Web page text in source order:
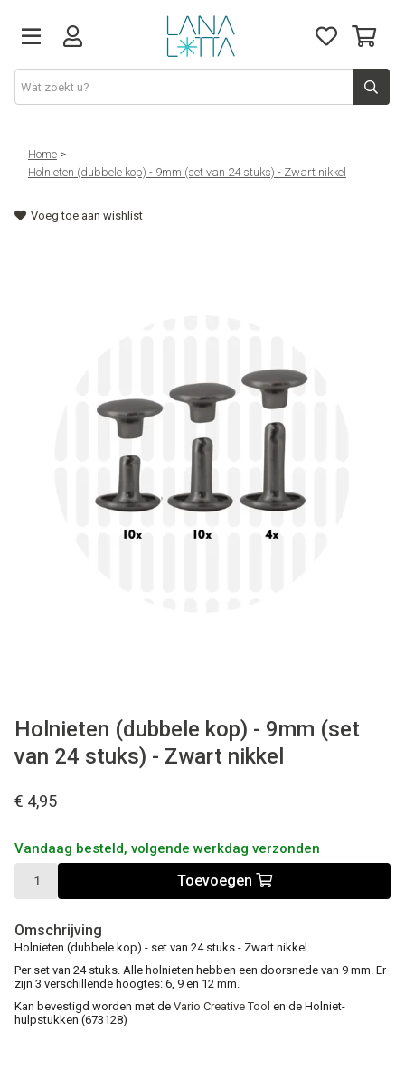
Stoffen
Workshops
Cadeaubon
Home >
Holnieten (dubbele kop) - 9mm (set van 24 stuks) - Zwart nikkel
Voeg toe aan wishlist
Holnieten (dubbele kop) - 9mm (set
van 24 stuks) - Zwart nikkel
€ 4,95
Vandaag besteld, volgende werkdag verzonden
Toevoegen
Omschrijving
Holnieten (dubbele kop) - set van 24 stuks - Zwart nikkel
Per set van 24 stuks. Alle holnieten hebben een doorsnede van 9 mm. Er
zijn 3 verschillende hoogtes: 6, 9 en 12 mm.
Kan bevestigd worden met de Vario Creative Tool en de Holniet-
hulpstukken (673128)